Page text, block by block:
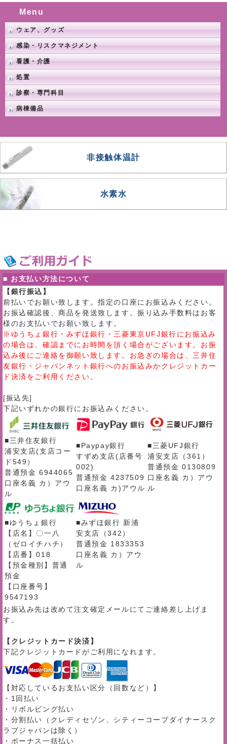
Menu
ウェア、グッズ
感染・リスクマネジメント
看護・介護
処置
診察・専門科目
病棟備品
非接触体温計
水素水
■ お支払い方法について
【銀行振込】
前払いでお願い致します。指定の口座にお振込みください。
お振込確認後、商品を発送致します。振り込み手数料はお客
様のお支払いでお願い致します。
※ゆうちょ銀行・みずほ銀行・三菱東京UFJ銀行にお振込み
の場合は、確認までにお時間を頂く場合がございます。お振
込み後にご連絡を御願い致します。お急ぎの場合は、三井住
友銀行・ジャパンネット銀行へのお振込みかクレジットカー
ド決済をご利用ください。
[振込先]
下記いずれかの銀行にお振込みください。
■三井住友銀行
浦安支店(支店コー
ド549）
普通預金 6944065
口座名義 カ）アウ
ル
■Paypay銀行
すずめ支店(店番号
002)
普通預金 4237509
口座名義 カ)アウル
■三菱UFJ銀行
浦安支店（361）
普通預金 0130809
口座名義 カ）アウ
ル
■ゆうちょ銀行
【店名】〇一八
（ゼロイチハチ）
【店番】018
【預金種別】普通
預金
【口座番号】
9547193
■みずほ銀行 新浦
安支店（342）
普通預金 1833353
口座名義 カ）アウ
ル
お振込み先は改めて注文確定メールにてご連絡差し上げま
す。
【クレジットカード決済】
下記クレジットカードがご利用になれます。
【対応しているお支払い区分（回数など）】
・1回払い
・リボルビング払い
・分割払い（クレディセゾン、シティーコープダイナースク
ラブジャパンは除く）
・ボーナス一括払い